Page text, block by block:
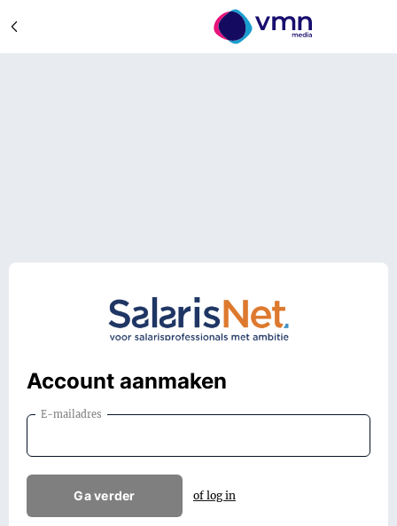
Account aanmaken
E-mailadres
Ga verder of log in